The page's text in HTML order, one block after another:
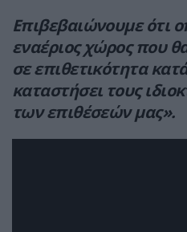
Επιβεβαιώνουμε ότι
εναέριος χώρος που
σε επιθετικότητα
καταστήσει τους
των επιθέσεών μας».